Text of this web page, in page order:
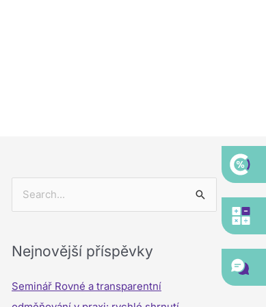
lNejnovější příspěvky
Seminář Rovné a transparentní